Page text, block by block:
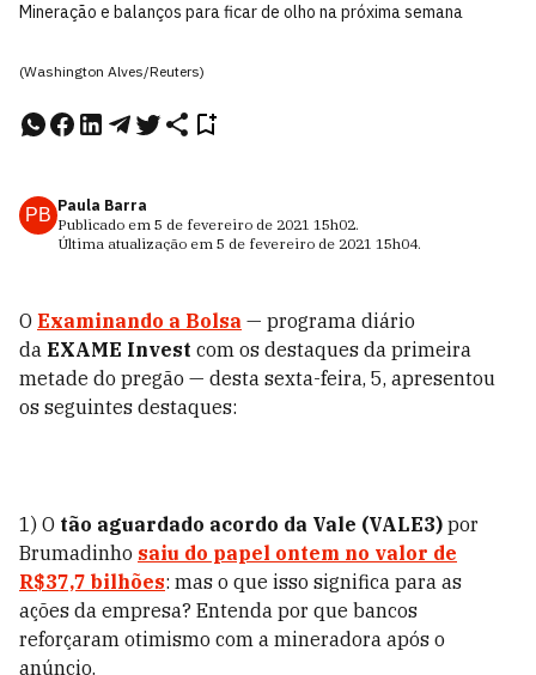
Mineração e balanços para ficar de olho na próxima semana
(Washington Alves/Reuters)
PB Paula Barra
Publicado em 5 de fevereiro de 2021 15h02.
Última atualização em 5 de fevereiro de 2021 15h04.
O Examinando a Bolsa — programa diário
da EXAME Invest com os destaques da primeira
metade do pregão — desta sexta-feira, 5, apresentou
os seguintes destaques:
1) O tão aguardado acordo da Vale (VALE3) por
Brumadinho saiu do papel ontem no valor de
R$37,7 bilhões: mas o que isso significa para as
ações da empresa? Entenda por que bancos
reforçaram otimismo com a mineradora após o
anúncio.